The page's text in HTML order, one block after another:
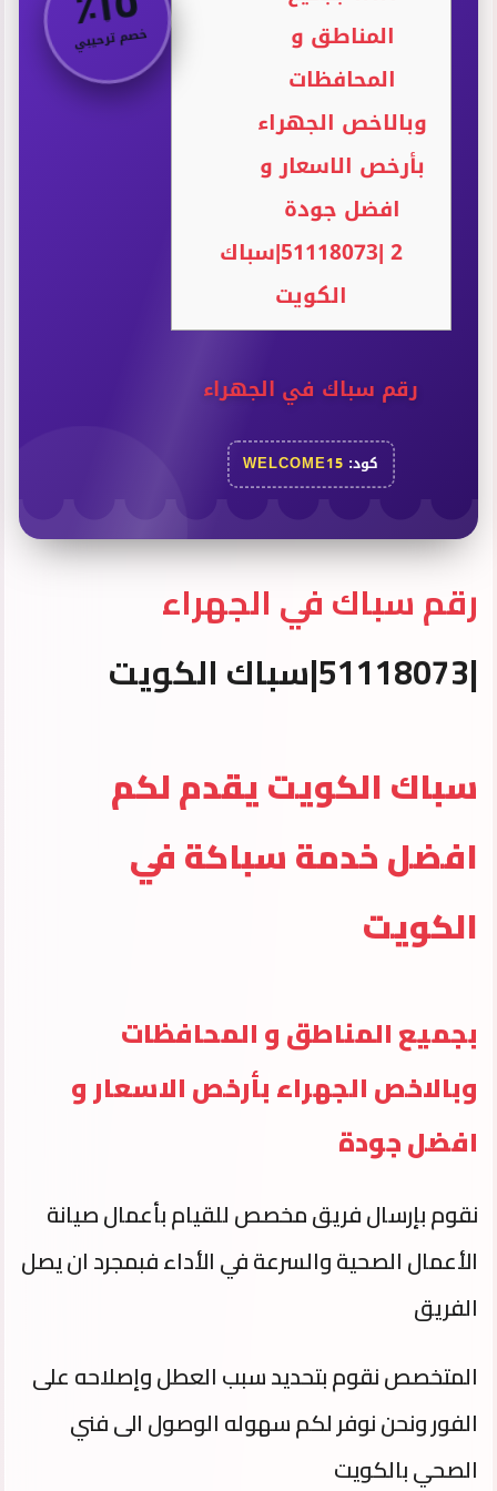
المناطق و
المحافظات
وبالاخص الجهراء
بأرخص الاسعار و
افضل جودة
2
|51118073|سباك
الكويت
رقم سباك في الجهراء
كود: WELCOME15
خصم ترحيبي
رقم سباك في الجهراء
|51118073|سباك الكويت
سباك الكويت يقدم لكم
افضل خدمة سباكة في
الكويت
بجميع المناطق و المحافظات
وبالاخص الجهراء بأرخص الاسعار و
افضل جودة
نقوم بإرسال فريق مخصص للقيام بأعمال صيانة
الأعمال الصحية والسرعة في الأداء فبمجرد ان يصل
الفريق
المتخصص نقوم بتحديد سبب العطل وإصلاحه على
الفور ونحن نوفر لكم سهوله الوصول الى فني
الصحي بالكويت